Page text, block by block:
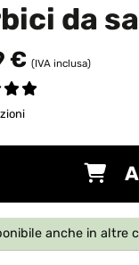
da
€ (IVA inclusa)
anche in altre